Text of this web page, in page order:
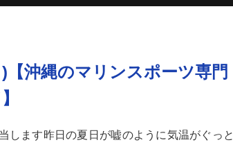
【沖縄のマリンスポーツ専門
します昨日の夏日が嘘のように気温がぐっと